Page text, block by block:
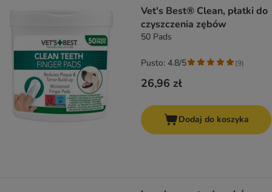
Vet's Best® Clean, płatki do
czyszczenia zębów
50 Pads
26,96 zł
Pusto: 4.8/5 (9)
Dodaj do koszyka